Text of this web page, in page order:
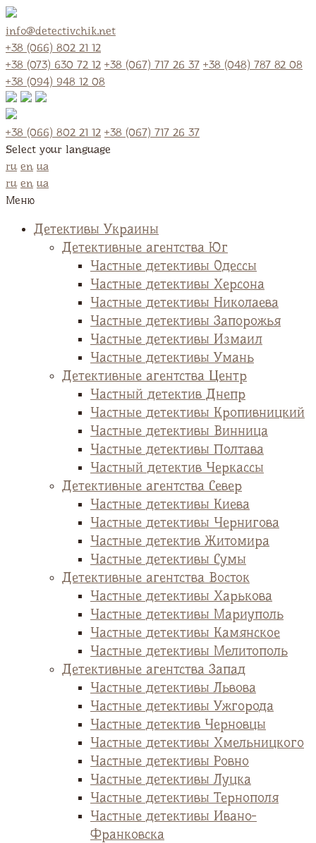
info@detectivchik.net
+38 (066) 802 21 12
+38 (073) 630 72 12 +38 (067) 717 26 37 +38 (048) 787 82 08
+38 (094) 948 12 08
+38 (066) 802 21 12 +38 (067) 717 26 37
Select your language
ru en ua
ru en ua
Меню
Детективы Украины
Детективные агентства Юг
Частные детективы Одессы
Частные детективы Херсона
Частные детективы Николаева
Частные детективы Запорожья
Частные детективы Измаил
Частные детективы Умань
Детективные агентства Центр
Частный детектив Днепр
Частные детективы Кропивницкий
Частные детективы Винница
Частные детективы Полтава
Частный детектив Черкассы
Детективные агентства Север
Частные детективы Киева
Частные детективы Чернигова
Частные детектив Житомира
Частные детективы Сумы
Детективные агентства Восток
Частные детективы Харькова
Частные детективы Мариуполь
Частные детективы Камянское
Частные детективы Мелитополь
Детективные агентства Запад
Частные детективы Львова
Частные детективы Ужгорода
Частные детектив Черновцы
Частные детективы Хмельницкого
Частные детективы Ровно
Частные детективы Луцка
Частные детективы Тернополя
Частные детективы Ивано-
Франковска